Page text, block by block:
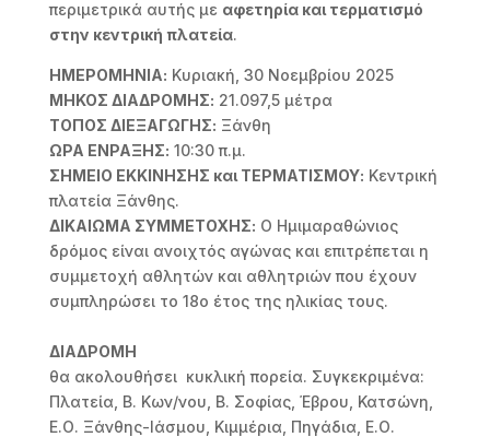
περιμετρικά αυτής με αφετηρία και τερματισμό
στην κεντρική πλατεία.
ΗΜΕΡΟΜΗΝΙΑ: Κυριακή, 30 Νοεμβρίου 2025
ΜΗΚΟΣ ΔΙΑΔΡΟΜΗΣ: 21.097,5 μέτρα
ΤΟΠΟΣ ΔΙΕΞΑΓΩΓΗΣ: Ξάνθη
ΩΡΑ ΕΝΡΑΞΗΣ: 10:30 π.μ.
ΣΗΜΕΙΟ ΕΚΚΙΝΗΣΗΣ και ΤΕΡΜΑΤΙΣΜΟΥ: Κεντρική
πλατεία Ξάνθης.
ΔΙΚΑΙΩΜΑ ΣΥΜΜΕΤΟΧΗΣ: Ο Ημιμαραθώνιος
δρόμος είναι ανοιχτός αγώνας και επιτρέπεται η
συμμετοχή αθλητών και αθλητριών που έχουν
συμπληρώσει το 18ο έτος της ηλικίας τους.
ΔΙΑΔΡΟΜΗ
θα ακολουθήσει κυκλική πορεία. Συγκεκριμένα:
Πλατεία, Β. Κων/νου, Β. Σοφίας, Έβρου, Κατσώνη,
Ε.Ο. Ξάνθης-Ιάσμου, Κιμμέρια, Πηγάδια, Ε.Ο.